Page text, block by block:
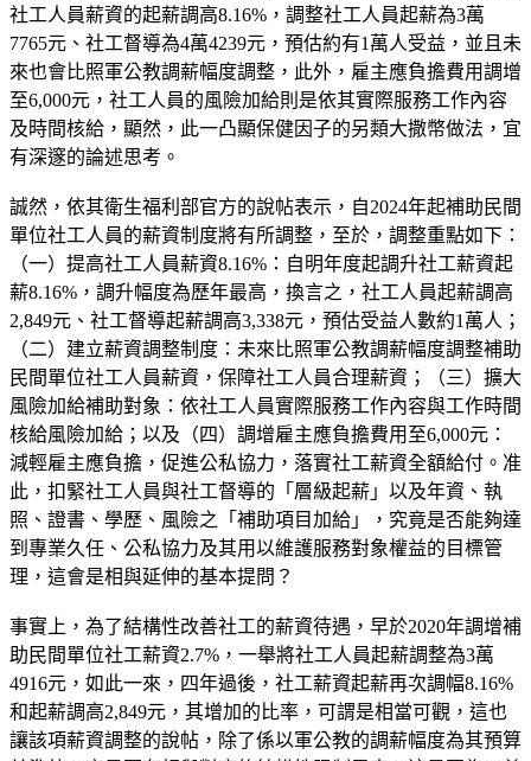
社工人員薪資的起薪調高8.16%，調整社工人員起薪為3萬
7765元、社工督導為4萬4239元，預估約有1萬人受益，並且未
來也會比照軍公教調薪幅度調整，此外，雇主應負擔費用調增
至6,000元，社工人員的風險加給則是依其實際服務工作內容
及時間核給，顯然，此一凸顯保健因子的另類大撒幣做法，宜
有深邃的論述思考。
誠然，依其衛生福利部官方的說帖表示，自2024年起補助民間
單位社工人員的薪資制度將有所調整，至於，調整重點如下：
（一）提高社工人員薪資8.16%：自明年度起調升社工薪資起
薪8.16%，調升幅度為歷年最高，換言之，社工人員起薪調高
2,849元、社工督導起薪調高3,338元，預估受益人數約1萬人；
（二）建立薪資調整制度：未來比照軍公教調薪幅度調整補助
民間單位社工人員薪資，保障社工人員合理薪資；（三）擴大
風險加給補助對象：依社工人員實際服務工作內容與工作時間
核給風險加給；以及（四）調增雇主應負擔費用至6,000元：
減輕雇主應負擔，促進公私協力，落實社工薪資全額給付。准
此，扣緊社工人員與社工督導的「層級起薪」以及年資、執
照、證書、學歷、風險之「補助項目加給」，究竟是否能夠達
到專業久任、公私協力及其用以維護服務對象權益的目標管
理，這會是相與延伸的基本提問？
事實上，為了結構性改善社工的薪資待遇，早於2020年調增補
助民間單位社工薪資2.7%，一舉將社工人員起薪調整為3萬
4916元，如此一來，四年過後，社工薪資起薪再次調幅8.16%
和起薪調高2,849元，其增加的比率，可謂是相當可觀，這也
讓該項薪資調整的說帖，除了係以軍公教的調薪幅度為其預算